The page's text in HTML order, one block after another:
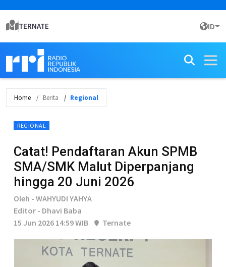
TERNATE ID
Home Berita Regional
REGIONAL
Catat! Pendaftaran Akun SPMB
SMA/SMK Malut Diperpanjang
hingga 20 Juni 2026
Oleh - WAHYUDI YAHYA
Editor - Dhavi Baba
15 Jun 2026 14:59 WIB
Ternate